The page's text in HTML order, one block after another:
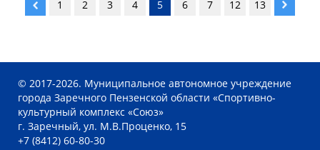
1 2 3 4 5 6 7 12 13
© 2017-2026. Муниципальное автономное учреждение
города Заречного Пензенской области «Спортивно-
культурный комплекс «Союз»
г. Заречный, ул. М.В.Проценко, 15
+7 (8412) 60-80-30